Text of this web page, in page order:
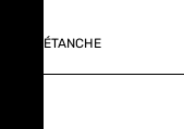
ÉTANCHE